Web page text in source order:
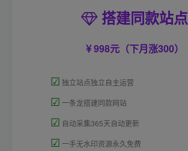
搭建同款站点
998元（下月涨300）
☑ 独立站点独立自主运营
☑ 一条龙搭建同款网站
☑ 自动采集365天自动更新
☑ 一手无水印资源永久免费